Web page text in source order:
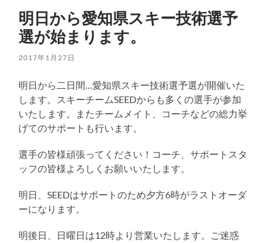
明日から愛知県スキー技術選予
選が始まります。
2017年1月27日
明日から二日間…愛知県スキー技術選予選が開催いた
します。スキーチームSEEDからも多くの選手が参加
いたします。またチームメイト、コーチなどの総力挙
げてのサポートも行います。
選手の皆様頑張ってください！コーチ、サポートスタ
ッフの皆様よろしくお願いいたします。
明日、SEEDはサポートのため夕方6時がラストオーダ
ーになります。
明後日、日曜日は12時より営業いたします。ご迷惑